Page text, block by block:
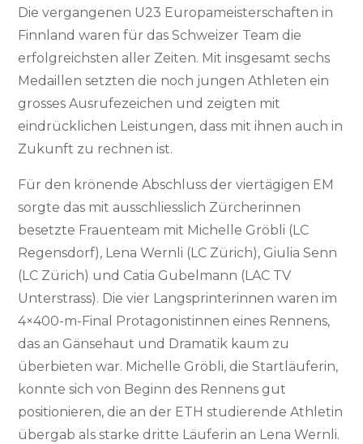
Die vergangenen U23 Europameisterschaften in
Finnland waren für das Schweizer Team die
erfolgreichsten aller Zeiten. Mit insgesamt sechs
Medaillen setzten die noch jungen Athleten ein
grosses Ausrufezeichen und zeigten mit
eindrücklichen Leistungen, dass mit ihnen auch in
Zukunft zu rechnen ist.
Für den krönende Abschluss der viertägigen EM
sorgte das mit ausschliesslich Zürcherinnen
besetzte Frauenteam mit Michelle Gröbli (LC
Regensdorf), Lena Wernli (LC Zürich), Giulia Senn
(LC Zürich) und Catia Gubelmann (LAC TV
Unterstrass). Die vier Langsprinterinnen waren im
4×400-m-Final Protagonistinnen eines Rennens,
das an Gänsehaut und Dramatik kaum zu
überbieten war. Michelle Gröbli, die Startläuferin,
konnte sich von Beginn des Rennens gut
positionieren, die an der ETH studierende Athletin
übergab als starke dritte Läuferin an Lena Wernli.